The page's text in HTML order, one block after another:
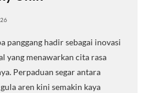
panggang hadir sebagai inovasi
yang menawarkan cita rasa
Perpaduan segar antara
aren kini semakin kaya